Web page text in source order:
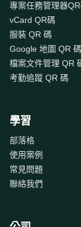
專案任務管理器
vCard QR碼
服裝 QR 碼
Google 地圖 QR 碼
檔案文件管理 QR
考勤追蹤 QR 碼
學習
部落格
使用案例
常見問題
聯絡我們